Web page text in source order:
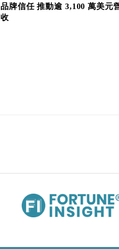
品牌信任 推動逾 3,100 萬美元
收